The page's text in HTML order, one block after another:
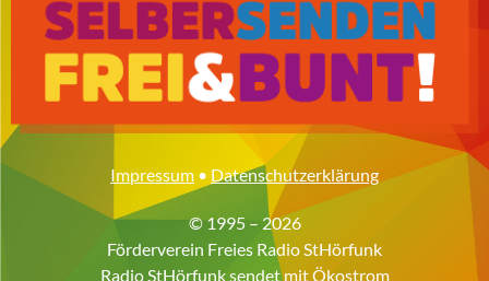
Impressum • Datenschutzerklärung
© 1995 – 2026
Förderverein Freies Radio StHörfunk
Radio StHörfunk sendet mitÖkostrom